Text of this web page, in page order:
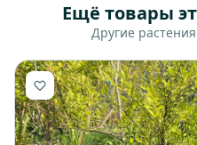
Ещё товары
Другие растения